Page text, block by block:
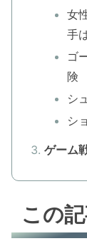
女
手
ゴ
険
シ
シ
ゲーム
この